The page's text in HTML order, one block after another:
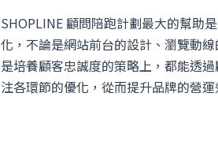
SHOPLINE 顧問陪跑計劃最大的幫助
化，不論是網站前台的設計、瀏覽動
是培養顧客忠誠度的策略上，都能透
注各環節的優化，從而提升品牌的營運